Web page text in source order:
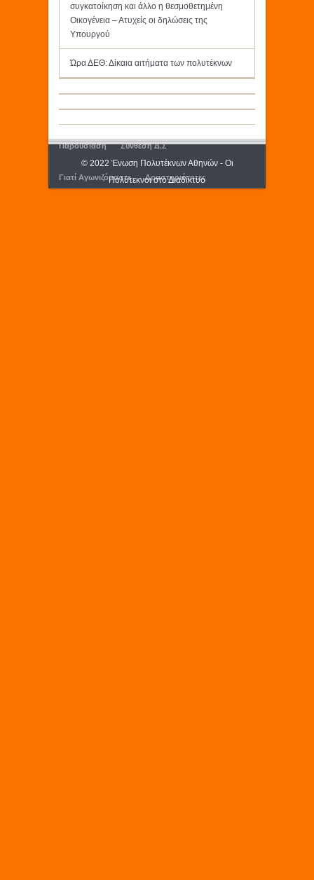
συγκατοίκηση και άλλο η θεσμοθετημένη
Οικογένεια – Ατυχείς οι δηλώσεις της
Υπουργού
Ώρα ΔΕΘ: Δίκαια αιτήματα των πολυτέκνων
Παρουσίαση Σύνθεση Δ.Σ
Γιατί Αγωνιζόμαστε Δραστηριότητες
© 2022 Ένωση Πολυτέκνων Αθηνών - Οι
Πολύτεκνοι στο Διαδίκτυο